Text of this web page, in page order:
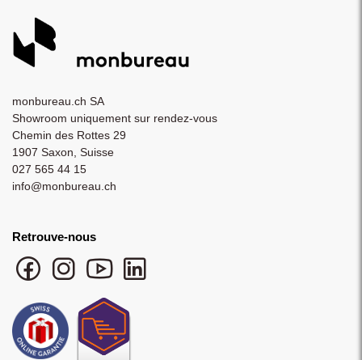
monbureau.ch SA
Showroom uniquement sur rendez-vous
Chemin des Rottes 29
1907 Saxon, Suisse
027 565 44 15
info@monbureau.ch
Retrouve-nous
Facebook monbureau
Instagram monbureau
YouTube monbureau